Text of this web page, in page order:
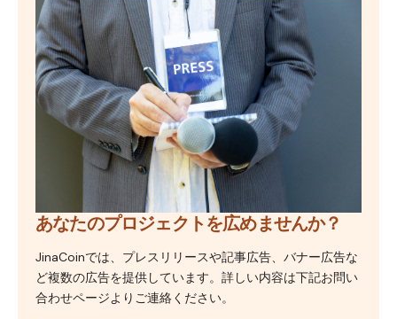
あなたのプロジェクトを広めませんか？
JinaCoinでは、プレスリリースや記事広告、バナー広告な
ど複数の広告を提供しています。詳しい内容は下記お問い
合わせページよりご連絡ください。